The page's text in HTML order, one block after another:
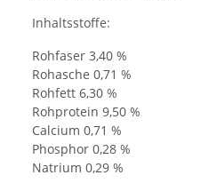
Inhaltsstoffe:
Rohfaser 3,40 %
Rohasche 0,71 %
Rohfett 6,30 %
Rohprotein 9,50 %
Calcium 0,71 %
Phosphor 0,28 %
Natrium 0,29 %